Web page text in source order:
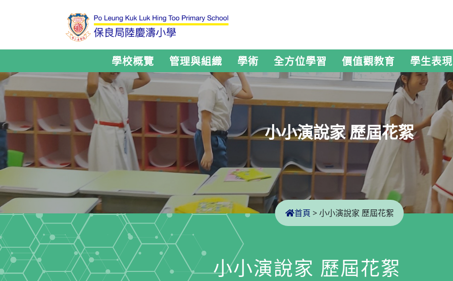
學校概覽 管理與組織 學術 全方位學習 價值觀教育 學生表現
小小演說家 歷屆花絮
首頁 > 小小演說家 歷屆花絮
小小演說家 歷屆花絮